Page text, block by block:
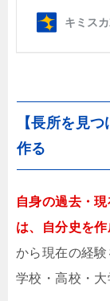
【長所を見
作る
自身の過去・
は、自分史を
から現在の経
学校・高校・大